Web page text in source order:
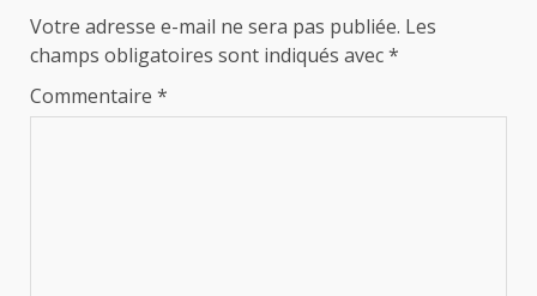
Votre adresse e-mail ne sera pas publiée. Les
champs obligatoires sont indiqués avec*
Commentaire *